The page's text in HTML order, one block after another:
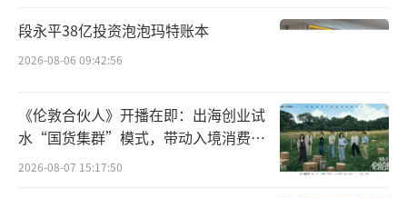
集中在100~200元价位段。
二是“新锐”市场白酒有增量，以福建为
例，一直以来，福建都是葡萄酒、洋酒的主销
市场，但如今白酒也开始逐渐崭露头角，地方
经销商告诉记者，在福建市场，400~500元价
段永平38亿投资泡泡玛特账本
2026-08-06 09:42:56
《伦敦合伙人》开播在即：出海创业试
水“国货集群”模式，带动入境消费反
向种草
2026-08-07 15:17:50